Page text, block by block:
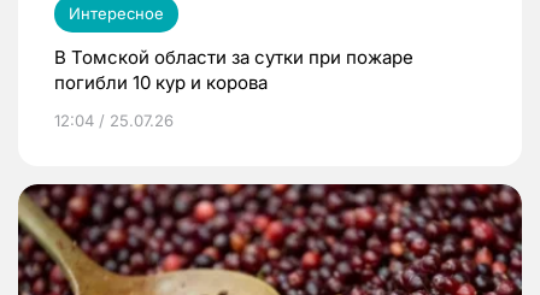
Интересное
В Томской области за сутки при пожаре
погибли 10 кур и корова
12:04 / 25.07.26